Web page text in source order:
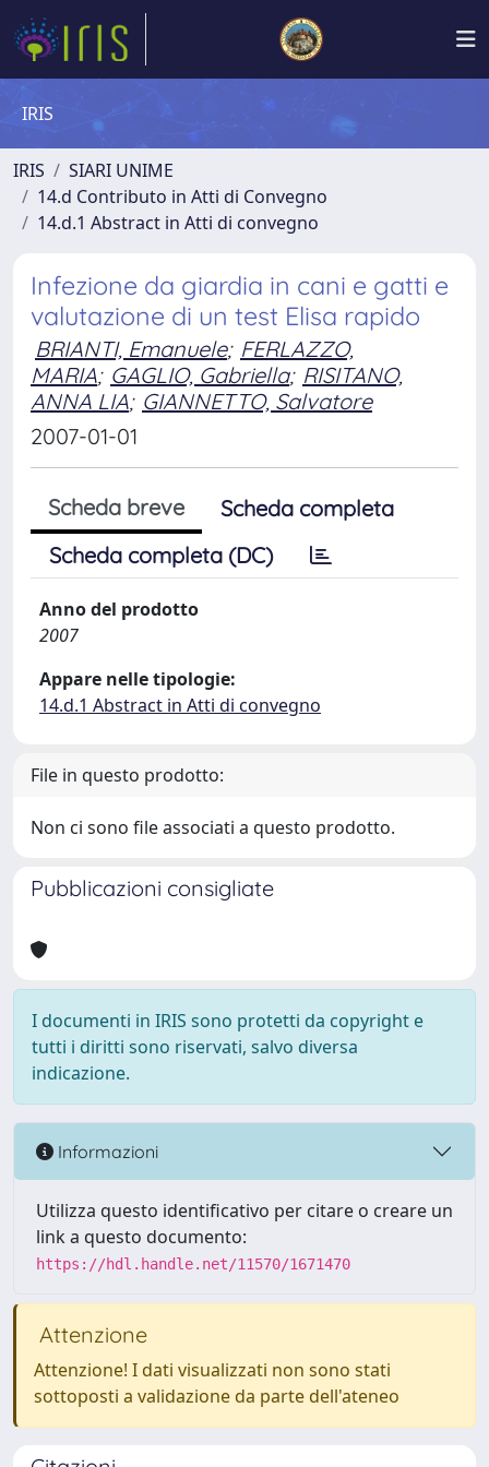
IRIS
IRIS
SIARI UNIME
14.d Contributo in Atti di Convegno
14.d.1 Abstract in Atti di convegno
Infezione da giardia in cani e gatti e
valutazione di un test Elisa rapido
BRIANTI, Emanuele; FERLAZZO,
MARIA; GAGLIO, Gabriella; RISITANO,
ANNA LIA; GIANNETTO, Salvatore
2007-01-01
Scheda breve
Scheda completa
Scheda completa (DC)
Anno del prodotto
2007
Appare nelle tipologie:
14.d.1 Abstract in Atti di convegno
File in questo prodotto:
Non ci sono file associati a questo prodotto.
Pubblicazioni consigliate
I documenti in IRIS sono protetti da copyright e
tutti i diritti sono riservati, salvo diversa
indicazione.
Informazioni
Utilizza questo identificativo per citare o creare un
link a questo documento:
https://hdl.handle.net/11570/1671470
Attenzione
Attenzione! I dati visualizzati non sono stati
sottoposti a validazione da parte dell'ateneo